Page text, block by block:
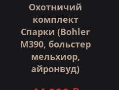
Охотничий
комплект
Спарки (Bohler
M390, больстер
мельхиор,
айронвуд)